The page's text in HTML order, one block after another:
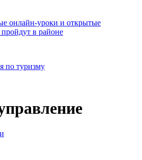
онлайн-уроки и открытые
в районе
по туризму